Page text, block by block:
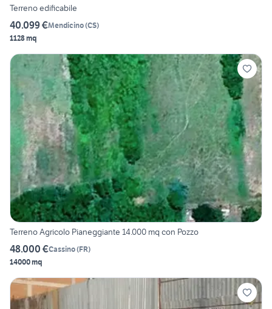
Terreno edificabile
40.099 €Mendicino(CS)
1128 mq
Terreno Agricolo Pianeggiante 14.000 mq con Pozzo
48.000 €Cassino(FR)
14000 mq